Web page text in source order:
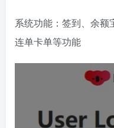
系统功能：签到、余额
连单卡单等功能